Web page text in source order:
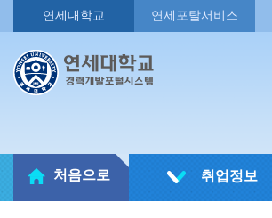
연세대학교 연세포탈서비스
처음으로 취업정보